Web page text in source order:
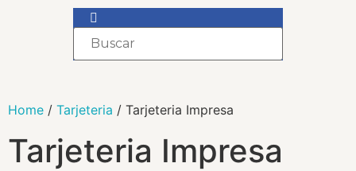
Home / Tarjeteria / Tarjeteria Impresa
Tarjeteria Impresa